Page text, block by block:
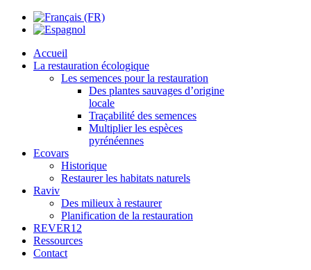
Accueil
La restauration écologique
Les semences pour la restauration
Des plantes sauvages d’origine
locale
Traçabilité des semences
Multiplier les espèces
pyrénéennes
Ecovars
Historique
Restaurer les habitats naturels
Raviv
Des milieux à restaurer
Planification de la restauration
REVER12
Ressources
Contact